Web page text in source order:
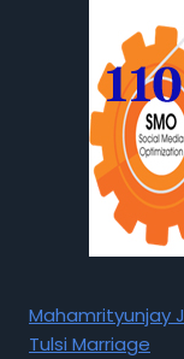
Mahamrityunjay
Tulsi Marriage